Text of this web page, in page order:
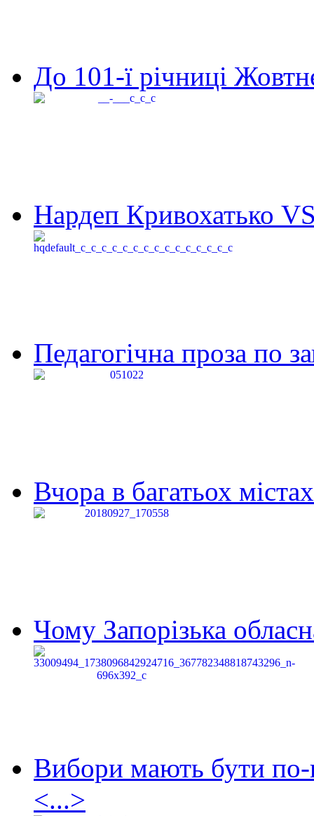
До 101-ї річниці
Нардеп Кривохатько
Педагогічна проза по
Вчора в багатьох
Чому Запорізька
Вибори мають бути по-
<...>